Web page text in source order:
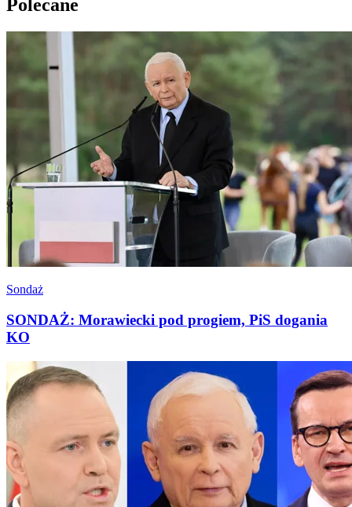
Polecane
Sondaż
SONDAŻ: Morawiecki pod progiem, PiS dogania
KO